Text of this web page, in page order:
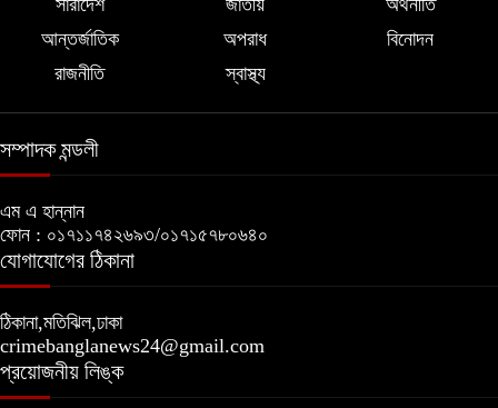
সারাদেশ জাতীয়
অর্থনীতি
আন্তর্জাতিক
অপরাধ
বিনোদন
রাজনীতি
স্বাস্থ্য
সম্পাদক মন্ডলী
এম এ হান্নান
ফোন : ০১৭১১৭৪২৬৯৩/০১৭১৫৭৮০৬৪০
যোগাযোগের ঠিকানা
ঠিকানা,মতিঝিল,ঢাকা
crimebanglanews24@gmail.com
প্রয়োজনীয় লিঙ্ক